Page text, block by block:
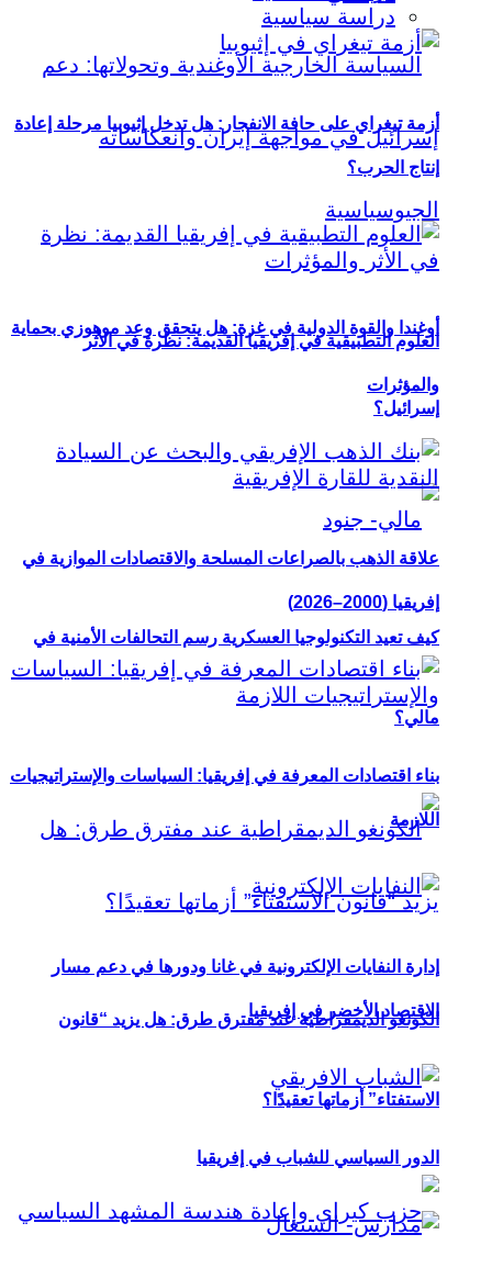
أوغندا والقوة الدولية في غزة: هل يتحقق وعد موهوزي بحماية
إسرائيل؟
كيف تعيد التكنولوجيا العسكرية رسم التحالفات الأمنية في
مالي؟
الكونغو الديمقراطية عند مفترق طرق: هل يزيد “قانون
الاستفتاء” أزماتها تعقيدًا؟
دراسة سياسية
أزمة تيغراي على حافة الانفجار: هل تدخل إثيوبيا مرحلة إعادة
إنتاج الحرب؟
العلوم التطبيقية في إفريقيا القديمة: نظرة في الأثر
والمؤثرات
علاقة الذهب بالصراعات المسلحة والاقتصادات الموازية في
إفريقيا (2000–2026)
بناء اقتصادات المعرفة في إفريقيا: السياسات والإستراتيجيات
اللازمة
إدارة النفايات الإلكترونية في غانا ودورها في دعم مسار
الاقتصاد الأخضر في إفريقيا
الدور السياسي للشباب في إفريقيا